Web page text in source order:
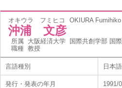
オキウラ フミヒコ OKIURA Fumihiko
沖浦 文彦
所属 大阪経済大学 国際共創学部 国
職種 教授
言語種別 日本語
発行・発表の年月 1991/